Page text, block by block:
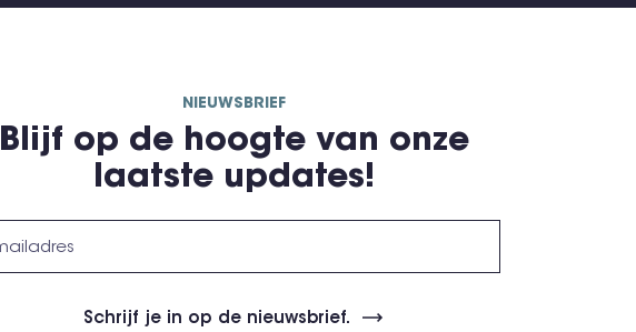
NIEUWSBRIEF
Blijf op de hoogte van onze
laatste updates!